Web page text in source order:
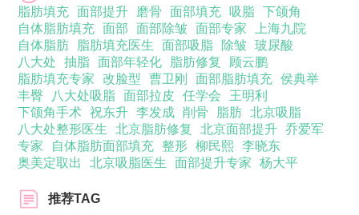
脂肪填充
面部提升 磨骨 面部填充 吸脂
下颌角
自体脂肪填充
面部 面部除皱 面部专家
上海九院
自体脂肪
脂肪填充医生 面部吸脂 除皱
玻尿酸
八大处
抽脂 面部年轻化 脂肪修复
顾云鹏
脂肪填充专家
改脸型 曹卫刚 面部脂肪填充
侯典举
丰臀
八大处吸脂 面部拉皮 任学会
王明利
下颌角手术
祝东升 李发成 削骨 脂肪
北京吸脂
八大处整形医生
北京脂肪修复 北京面部提升
乔爱军
专家
自体脂肪面部填充 整形 柳民熙
李晓东
奥美定取出
北京吸脂医生 面部提升专家 杨大平
推荐TAG